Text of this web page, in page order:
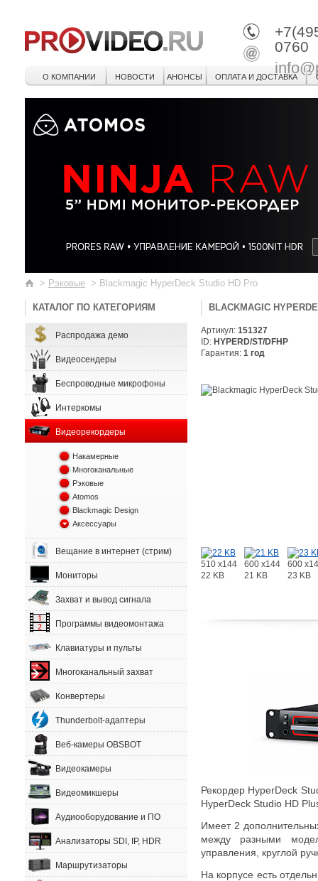
0760
О КОМПАНИИ НОВОСТИ АНОНСЫ ОПЛАТА И ДОСТАВКА
> Рэковые > Blackmagic HyperDeck Studio HD Pro
КАТАЛОГ ПО КАТЕГОРИЯМ
Распродажа демо
Видеосендеры
Беспроводные микрофоны
Интеркомы
Видеорекордеры
Накамерные
Многоканальные
Рэковые
Atomos
Blackmagic Design
Аксессуары
Вещание в интернет (стрим)
Мониторы
Захват и вывод сигнала
Программы видеомонтажа
Клавиатуры и пульты
Многоканальный захват
Конвертеры
Thunderbolt-адаптеры
Веб-камеры OBSBOT
Видеокамеры
Видеомикшеры
Аудиооборудование и ПО
Анализаторы SDI, IP, HDR
Маршрутизаторы
BLACKMAGIC
Артикул: 151327
ID: HYPERD/ST/DFHP
Гарантия: 1 год
510 x144
22 KB
600 x144
21 KB
600
23 KB
Рекордер HyperDeck
HyperDeck Studio HD
Имеет 2
между разными
управления
круглой
На корпусе есть